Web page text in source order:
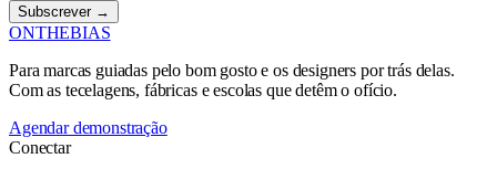
Subscrever →
ONTHEBIAS
Para marcas guiadas pelo bom gosto e os designers por trás delas.
Com as tecelagens, fábricas e escolas que detêm o ofício.
Agendar demonstração
Conectar